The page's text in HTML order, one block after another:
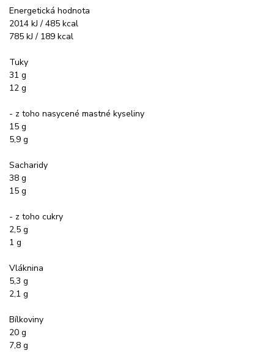
Energetická hodnota
2014 kJ / 485 kcal
785 kJ / 189 kcal
Tuky
31 g
12 g
- z toho nasycené mastné kyseliny
15 g
5,9 g
Sacharidy
38 g
15 g
- z toho cukry
2,5 g
1 g
Vláknina
5,3 g
2,1 g
Bílkoviny
20 g
7,8 g